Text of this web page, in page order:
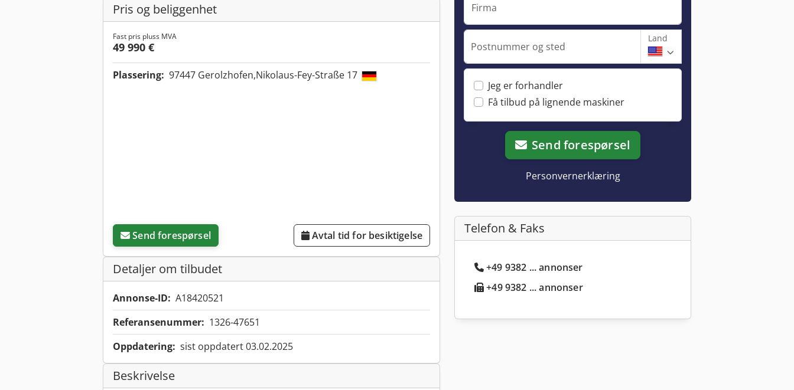
Pris og beliggenhet
Fast pris pluss MVA
49 990 €
Plassering: 97447 Gerolzhofen,Nikolaus-Fey-Straße 17
Send forespørsel Avtal tid for besiktigelse
Detaljer om tilbudet
Annonse-ID: A18420521
Referansenummer: 1326-47651
Oppdatering: sist oppdatert 03.02.2025
Beskrivelse
Firma
Postnummer og sted
Land
Jeg er forhandler
Få tilbud på lignende maskiner
Send forespørsel
Personvernerklæring
Telefon & Faks
+49 9382 ... annonser
+49 9382 ... annonser